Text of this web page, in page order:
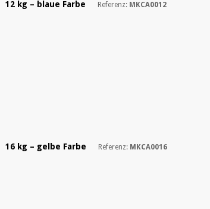
12 kg – blaue Farbe Referenz: MKCA0012
16 kg – gelbe Farbe Referenz: MKCA0016